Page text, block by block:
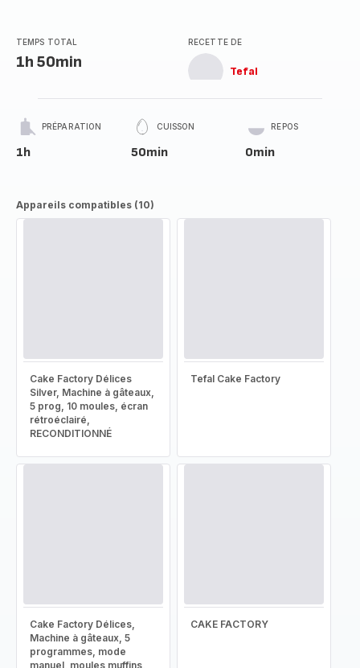
TEMPS TOTAL
1h 50min
RECETTE DE
Tefal
PRÉPARATION
1h
CUISSON
50min
REPOS
0min
Appareils compatibles (10)
Cake Factory Délices
Silver, Machine à gâteaux,
5 prog, 10 moules, écran
rétroéclairé,
RECONDITIONNÉ
Tefal Cake Factory
Cake Factory Délices,
Machine à gâteaux, 5
programmes, mode
manuel, moules muffins,
CAKE FACTORY